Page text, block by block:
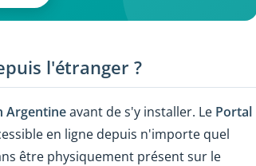
l'étranger ?
Argentineavant de s'y installer. Le Portal
en ligne depuis n'importe quel
être physiquement présent sur le